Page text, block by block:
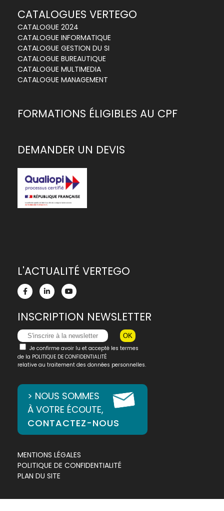
CATALOGUES VERTEGO
CATALOGUE 2024
CATALOGUE INFORMATIQUE
CATALOGUE GESTION DU SI
CATALOGUE BUREAUTIQUE
CATALOGUE MULTIMEDIA
CATALOGUE MANAGEMENT
FORMATIONS ÉLIGIBLES AU CPF
DEMANDER UN DEVIS
L'ACTUALITÉ VERTEGO
INSCRIPTION NEWSLETTER
Je confirme avoir lu et accepté les termes
de la POLITIQUE DE CONFIDENTIALITÉ
relative au traitement des données personnelles.
> NOUS SOMMES
À VOTRE ÉCOUTE,
CONTACTEZ-NOUS
MENTIONS LÉGALES
POLITIQUE DE CONFIDENTIALITÉ
PLAN DU SITE